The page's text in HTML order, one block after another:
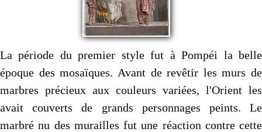
La période du premier style fut à Pompéi la belle
époque des mosaïques. Avant de revêtir les murs de
marbres précieux aux couleurs variées, l'Orient les
avait couverts de grands personnages peints. Le
marbré nu des murailles fut une réaction contre cette